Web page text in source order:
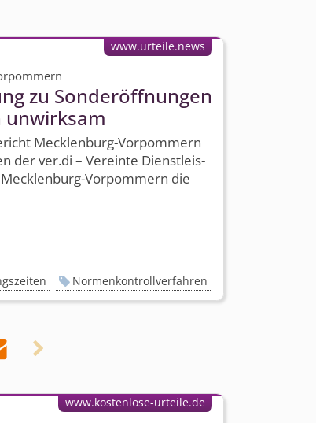
zu Sonderöffnungen
unwirksam
Mecklenburg-Vorpommern
der ver.di – Vereinte Dienstleis­
Vorpommern die
www.urteile.news
Normenkontrollverfahren

www.kostenlose-urteile.de